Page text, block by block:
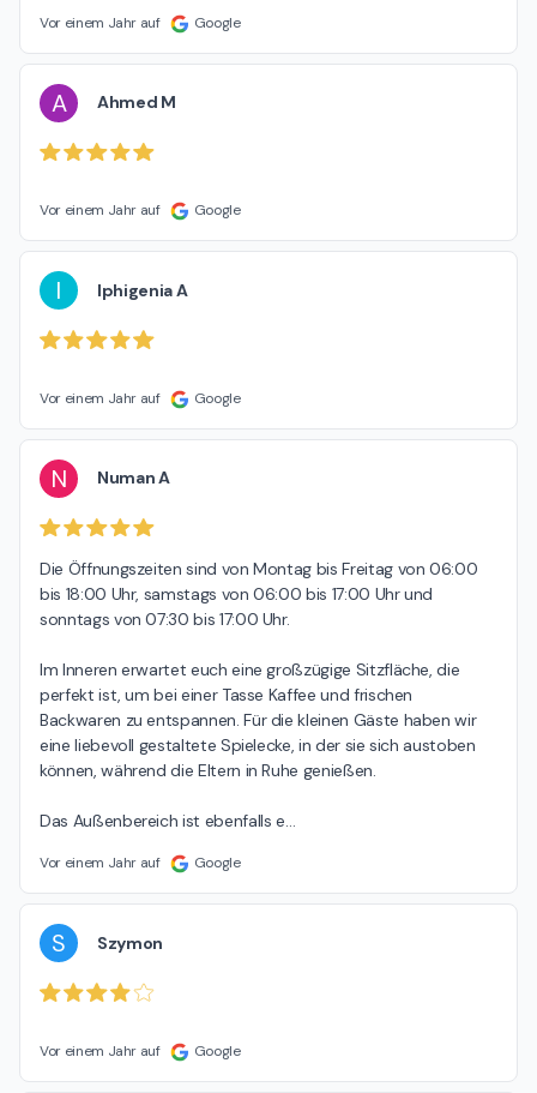
Vor einem Jahr auf Google
A Ahmed M
Vor einem Jahr auf Google
I Iphigenia A
Vor einem Jahr auf Google
N Numan A
Die Öffnungszeiten sind von Montag bis Freitag von 06:00
bis 18:00 Uhr, samstags von 06:00 bis 17:00 Uhr und
sonntags von 07:30 bis 17:00 Uhr.
Im Inneren erwartet euch eine großzügige Sitzfläche, die
perfekt ist, um bei einer Tasse Kaffee und frischen
Backwaren zu entspannen. Für die kleinen Gäste haben wir
eine liebevoll gestaltete Spielecke, in der sie sich austoben
können, während die Eltern in Ruhe genießen.
Das Außenbereich ist ebenfalls e…
Vor einem Jahr auf Google
S Szymon
Vor einem Jahr auf Google